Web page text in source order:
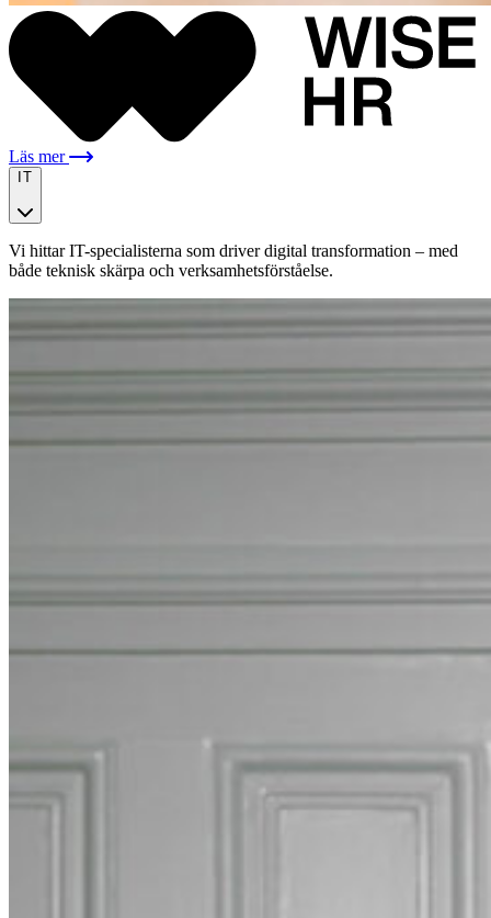
Läs mer
IT
Vi hittar IT-specialisterna som driver digital transformation – med
både teknisk skärpa och verksamhetsförståelse.